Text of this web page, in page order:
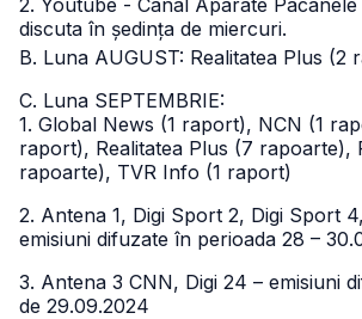
2. Youtube - Canal Aparate
discuta în ședința de miercuri.
B. Luna AUGUST: Realitatea Plus (2
C. Luna SEPTEMBRIE:
1. Global News (1 raport), NCN (1
raport), Realitatea Plus (7 rapoarte),
rapoarte), TVR Info (1 raport)
2. Antena 1, Digi Sport 2, Digi Sport
emisiuni difuzate în perioada 28 –
3. Antena 3 CNN, Digi 24 – emisiuni
de 29.09.2024